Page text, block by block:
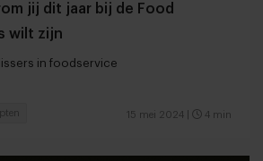
jij dit jaar bij de Food
wilt zijn
in foodservice
15 mei 2024 4 min